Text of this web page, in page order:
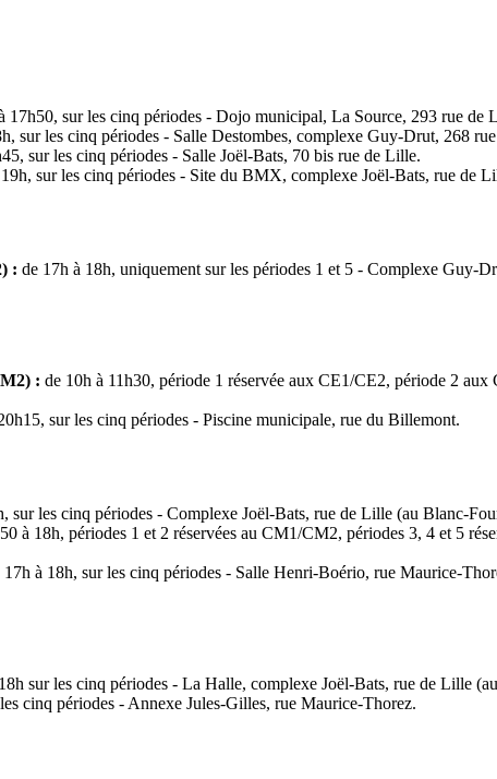
17h50, sur les cinq périodes - Dojo municipal, La Source, 293 rue de
sur les cinq périodes - Salle Destombes, complexe Guy-Drut, 268
sur les cinq périodes - Salle Joël-Bats, 70 bis rue de Lille.
sur les cinq périodes - Site du BMX, complexe Joël-Bats, rue de
: de 17h à 18h, uniquement sur les périodes 1 et 5 - Complexe Guy-
: de 10h à 11h30, période 1 réservée aux CE1/CE2, période 2
sur les cinq périodes - Piscine municipale, rue du Billemont.
sur les cinq périodes - Complexe Joël-Bats, rue de Lille (au Blanc-
à 18h, périodes 1 et 2 réservées au CM1/CM2, périodes 3, 4 et 5
à 18h, sur les cinq périodes - Salle Henri-Boério, rue Maurice-
sur les cinq périodes - La Halle, complexe Joël-Bats, rue de Lille
cinq périodes - Annexe Jules-Gilles, rue Maurice-Thorez.